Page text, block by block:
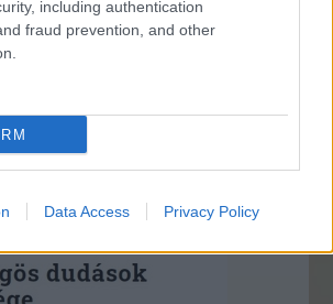
including authentication
fraud prevention, and other
Data Access Privacy Policy